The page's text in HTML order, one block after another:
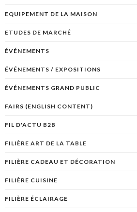
EQUIPEMENT DE LA MAISON
ETUDES DE MARCHÉ
ÉVÉNEMENTS
ÉVÉNEMENTS / EXPOSITIONS
ÉVÉNEMENTS GRAND PUBLIC
FAIRS (ENGLISH CONTENT)
FIL D'ACTU B2B
FILIÈRE ART DE LA TABLE
FILIÈRE CADEAU ET DÉCORATION
FILIÈRE CUISINE
FILIÈRE ÉCLAIRAGE